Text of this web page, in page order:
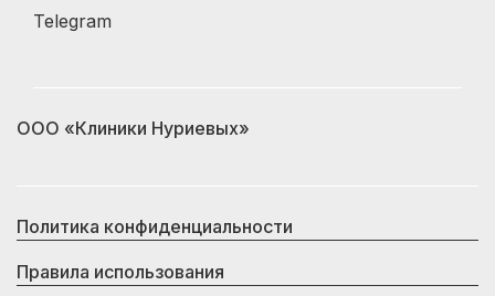
Telegram
ООО «Клиники Нуриевых»
Политика конфиденциальности
Правила использования